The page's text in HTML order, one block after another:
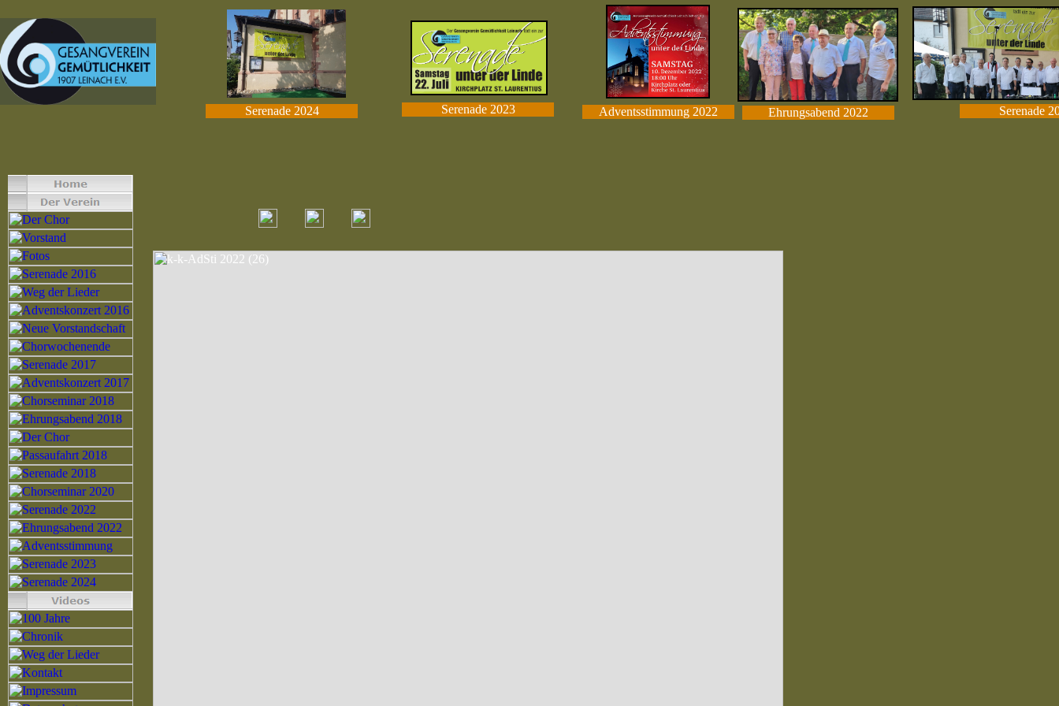
Serenade 2024 Serenade 2023 Adventsstimmung 2022 Ehrungsabend 2022 Serenade